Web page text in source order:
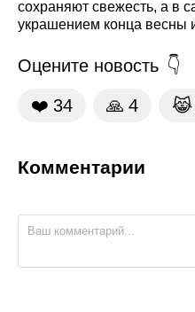
сохраняют свежесть, а в
украшением конца весны
Оцените новость
❤️ 34 🙏 4 😹
Комментарии